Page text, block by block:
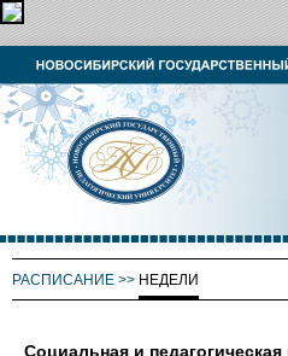
РАСПИСАНИЕ >> НЕДЕЛИ
Социальная и педагогическая